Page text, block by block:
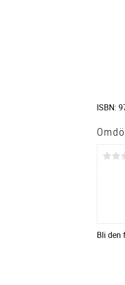
ISBN:
Bli den